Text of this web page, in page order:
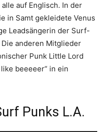
auf Englisch. In der
in Samt gekleidete Venus
Leadsängerin der Surf-
anderen Mitglieder
Punk Little Lord
beeeeer“ in ein
Punks L.A.